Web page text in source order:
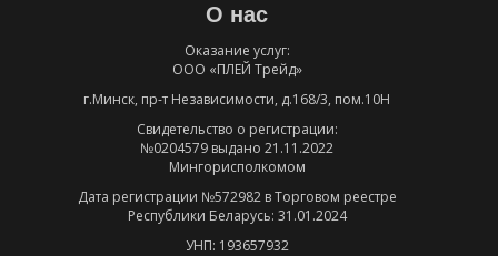
О нас
Оказание услуг:
ООО «ПЛЕЙ Трейд»
г.Минск, пр-т Независимости, д.168/3, пом.10Н
Свидетельство о регистрации:
№0204579 выдано 21.11.2022
Мингорисполкомом
Дата регистрации №572982 в Торговом реестре
Республики Беларусь: 31.01.2024
УНП: 193657932